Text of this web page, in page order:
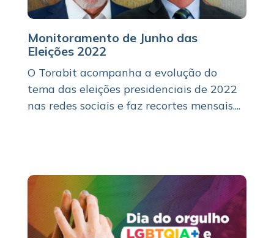
Monitoramento de Junho das
Eleições 2022
O Torabit acompanha a evolução do
tema das eleições presidenciais de 2022
nas redes sociais e faz recortes mensais....